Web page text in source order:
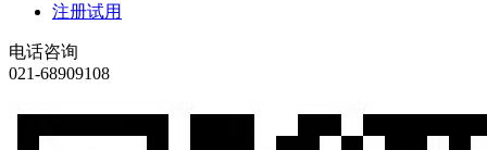
注册试用
电话咨询
021-68909108